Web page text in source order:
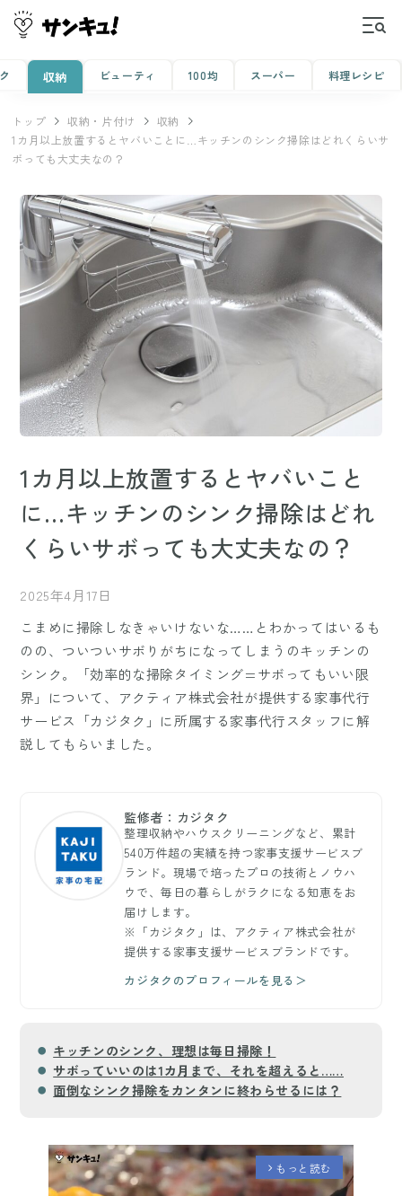
収納 ビューティ 100均 スーパー 料理レシピ
トップ 収納・片付け
収納
1カ月以上放置するとヤバいことに…キッチンのシンク掃除はどれくらいサ
ボっても大丈夫なの？
1カ月以上放置するとヤバいこと
に…キッチンのシンク掃除はどれ
くらいサボっても大丈夫なの？
2025年4月17日
こまめに掃除しなきゃいけないな……とわかってはいるも
のの、ついついサボりがちになってしまうのキッチンの
シンク。「効率的な掃除タイミング=サボってもいい限
界」について、アクティア株式会社が提供する家事代行
サービス「カジタク」に所属する家事代行スタッフに解
説してもらいました。
監修者：カジタク
整理収納やハウスクリーニングなど、累計
540万件超の実績を持つ家事支援サービスブ
ランド。現場で培ったプロの技術とノウハ
ウで、毎日の暮らしがラクになる知恵をお
届けします。
※「カジタク」は、アクティア株式会社が
提供する家事支援サービスブランドです。
カジタクのプロフィールを見る＞
キッチンのシンク、理想は毎日掃除！
サボっていいのは1カ月まで、それを超えると……
面倒なシンク掃除をカンタンに終わらせるには？
arrow_forward_ios もっと読む